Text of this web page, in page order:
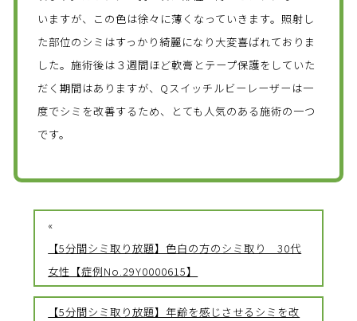
いますが、この色は徐々に薄くなっていきます。照射し
た部位のシミはすっかり綺麗になり大変喜ばれておりま
した。施術後は３週間ほど軟膏とテープ保護をしていた
だく期間はありますが、Qスイッチルビーレーザーは一
度でシミを改善するため、とても人気のある施術の一つ
です。
«
【5分間シミ取り放題】色白の方のシミ取り 30代
女性【症例No.29Y0000615】
【5分間シミ取り放題】年齢を感じさせるシミを改